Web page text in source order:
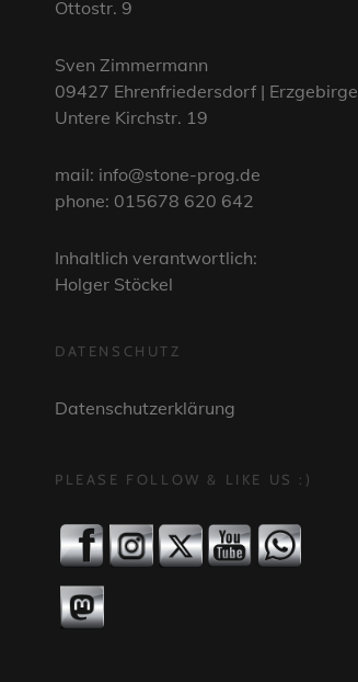
Ottostr. 9
Sven Zimmermann
09427 Ehrenfriedersdorf | Erzgebirge
Untere Kirchstr. 19
mail: info@stone-prog.de
phone: 015678 620 642
Inhaltlich verantwortlich:
Holger Stöckel
DATENSCHUTZ
Datenschutzerklärung
PLEASE FOLLOW & LIKE US :)